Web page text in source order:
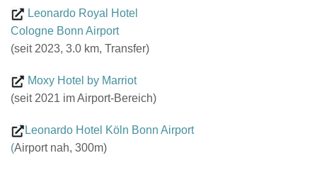
Leonardo Royal Hotel
Cologne Bonn Airport
(seit 2023, 3.0 km, Transfer)
Moxy Hotel by Marriot
(seit 2021 im Airport-Bereich)
Leonardo Hotel Köln Bonn Airport
(Airport nah, 300m)